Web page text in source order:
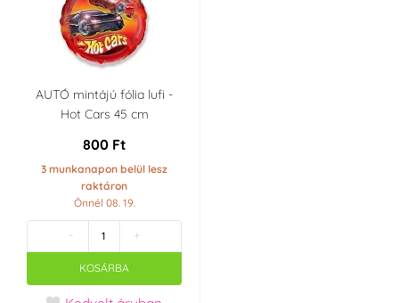
AUTÓ mintájú fólia lufi -
Hot Cars 45 cm
800 Ft
3 munkanapon belül lesz
raktáron
Önnél 08. 19.
- +
KOSÁRBA